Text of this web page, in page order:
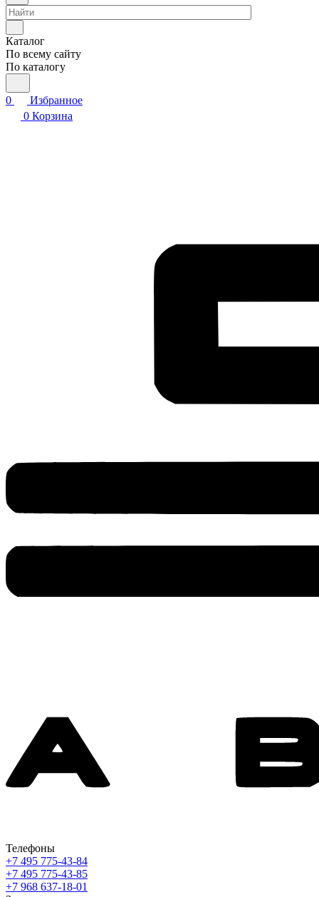
Каталог
По всему сайту
По каталогу
0
Избранное
0 Корзина
Телефоны
+7 495 775-43-84
+7 495 775-43-85
+7 968 637-18-01